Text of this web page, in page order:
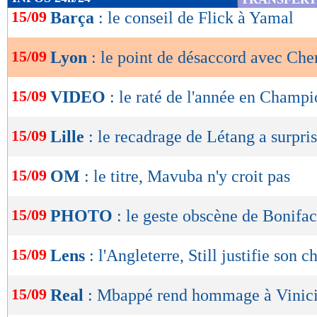
de
OK
15/09 Barça : le conseil de Flick à Yamal
15/09 Lyon : le point de désaccord avec
15/09 VIDEO : le raté de l'année en
15/09 Lille : le recadrage de Létang a surpris
15/09 OM : le titre, Mavuba n'y croit pas
15/09 PHOTO : le geste obscène de
15/09 Lens : l'Angleterre, Still justifie son
15/09 Real : Mbappé rend hommage à